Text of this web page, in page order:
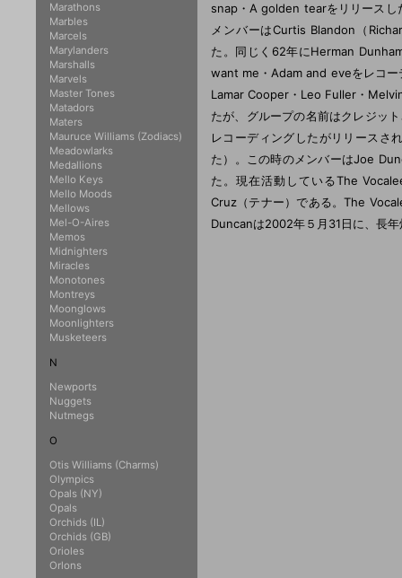
snap・A golden tearをリリースし
メンバーはCurtis Blandon（
た。同じく62年にHerman
want me・Adam and eveをレコー
Lamar Cooper・Leo Fuller・
たが、グループの名前はクレジッ
レコーディングしたがリリースさ
た）。この時のメンバーはJoe
た。現在活動しているThe
Cruz（テナー）である。The
Duncanは2002年５月31日に、長
Marathons
Marbles
Marcels
Marylanders
Marshalls
Marvels
Master Tones
Matadors
Maters
Mauruce Williams (Zodiacs)
Meadowlarks
Medallions
Mello Keys
Mello Moods
Mellows
Mel-O-Aires
Memos
Midnighters
Miracles
Monotones
Montreys
Moonglows
Moonlighters
Musketeers
N
Newports
Nuggets
Nutmegs
O
Otis Williams (Charms)
Olympics
Opals (NY)
Opals
Orchids (IL)
Orchids (GB)
Orioles
Orlons